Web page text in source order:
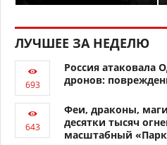
ЛУЧШЕЕ ЗА НЕДЕЛЮ
Россия атаковала
дронов:
Феи, драконы,
десятки тысяч
масштабный